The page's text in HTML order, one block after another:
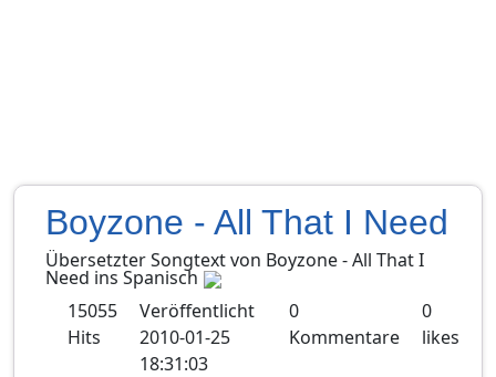
Boyzone - All That I Need
Übersetzter Songtext von Boyzone-All That I
Need ins Spanisch
15055
Hits
Veröffentlicht
2010-01-25
18:31:03
0
Kommentare
0
likes